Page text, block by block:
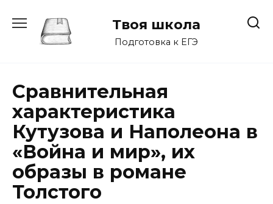
содержанию
Твоя школа
Подготовка к ЕГЭ
Сравнительная
характеристика
Кутузова и Наполеона в
«Война и мир», их
образы в романе
Толстого